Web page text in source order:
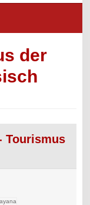
der
Tourismus